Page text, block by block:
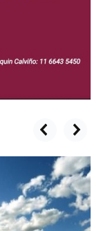
prev next